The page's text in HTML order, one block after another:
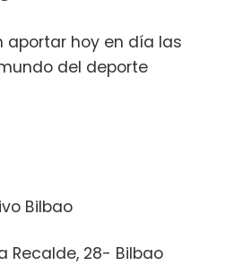
aportar hoy en día las
del deporte
Bilbao
Recalde, 28- Bilbao